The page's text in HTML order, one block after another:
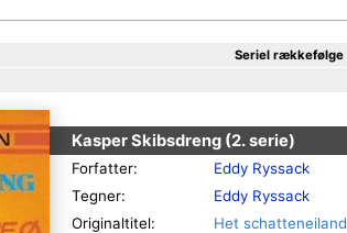
Seriel rækkefølge
Kasper Skibsdreng (2. serie)
Forfatter:
Eddy Ryssack
Tegner:
Eddy Ryssack
Originaltitel:
Het schatteneiland